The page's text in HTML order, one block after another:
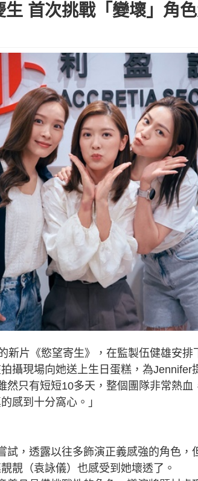
首次挑戰「變壞」角
新片《慾望寄生》，在監製伍健雄安排
攝現場向她送上生日蛋糕，為Jennifer
然只有短短10多天，整個團隊非常熱血
感到十分窩心。」
試，透露以往多飾演正義感強的角色，
靚（袁詠儀）也感受到她壞透了。